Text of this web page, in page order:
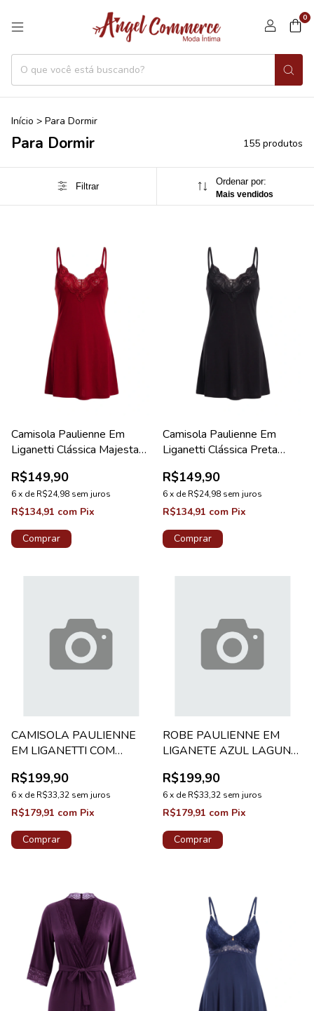
0
Início > Para Dormir
Para Dormir 155 produtos
Filtrar Ordenar por:
Mais vendidos
Camisola Paulienne Em
Liganetti Clássica Majestade
R$149,90
6x deR$24,98 sem juros
R$134,91 com Pix
Comprar
Camisola Paulienne Em
Liganetti Clássica Preta
R$149,90
6x deR$24,98 sem juros
R$134,91 com Pix
Comprar
CAMISOLA PAULIENNE
EM LIGANETTI COM
ADELE
R$199,90
6x deR$33,32 sem juros
R$179,91 com Pix
Comprar
ROBE PAULIENNE EM
LIGANETE AZUL LAGUNA
R$199,90
6x deR$33,32 sem juros
R$179,91 com Pix
Comprar